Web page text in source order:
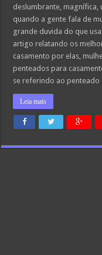
deslumbrante, magnífica,
quando a gente fala de
grande duvida do que
artigo relatando os
casamento por elas,
penteados para
se referindo ao
Leia mais